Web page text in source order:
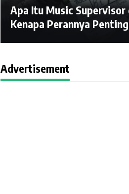
Apa Itu Music Supervisor
Kenapa Perannya
Advertisement